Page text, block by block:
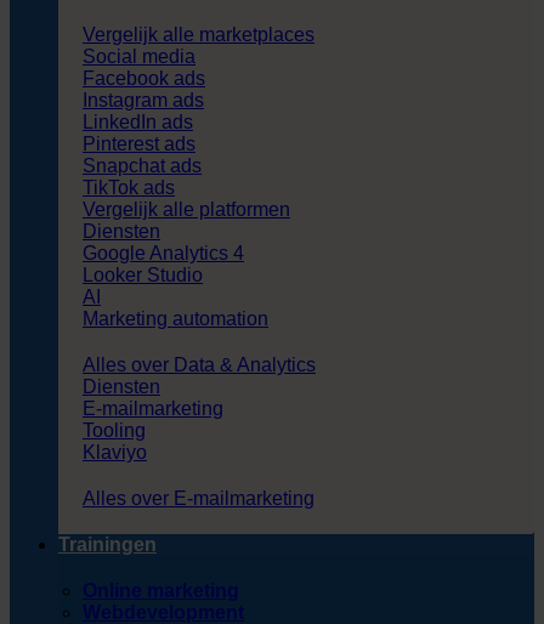
Vergelijk alle marketplaces
Social media
Facebook ads
Instagram ads
LinkedIn ads
Pinterest ads
Snapchat ads
TikTok ads
Vergelijk alle platformen
Diensten
Google Analytics 4
Looker Studio
AI
Marketing automation
Alles over Data & Analytics
Diensten
E-mailmarketing
Tooling
Klaviyo
Alles over E-mailmarketing
Trainingen
Online marketing
Webdevelopment